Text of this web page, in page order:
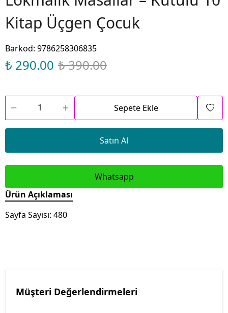
Kitap Üçgen Çocuk
Barkod: 9786258306835
₺ 290.00 ₺ 390.00
Sepete Ekle
Satın Al
Whatsapp
Ürün Açıklaması
Sayfa Sayısı: 480
Müşteri Değerlendirmeleri